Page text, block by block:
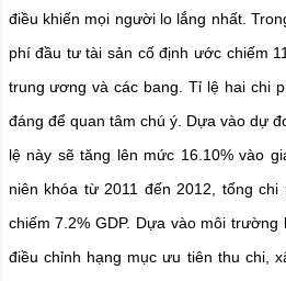
điều khiến mọi người lo lắng nhất.
phí đầu tư tài sản cố định ước chiếm
trung ương và các bang. Tỉ lệ hai chi
đáng để quan tâm chú ý. Dựa vào dự
lệ này sẽ tăng lên mức 16.10% vào
niên khóa từ 2011 đến 2012, tổng
chiếm 7.2% GDP. Dựa vào môi
điều chỉnh hạng mục ưu tiên thu chi,